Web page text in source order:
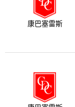
康巴塞雷斯